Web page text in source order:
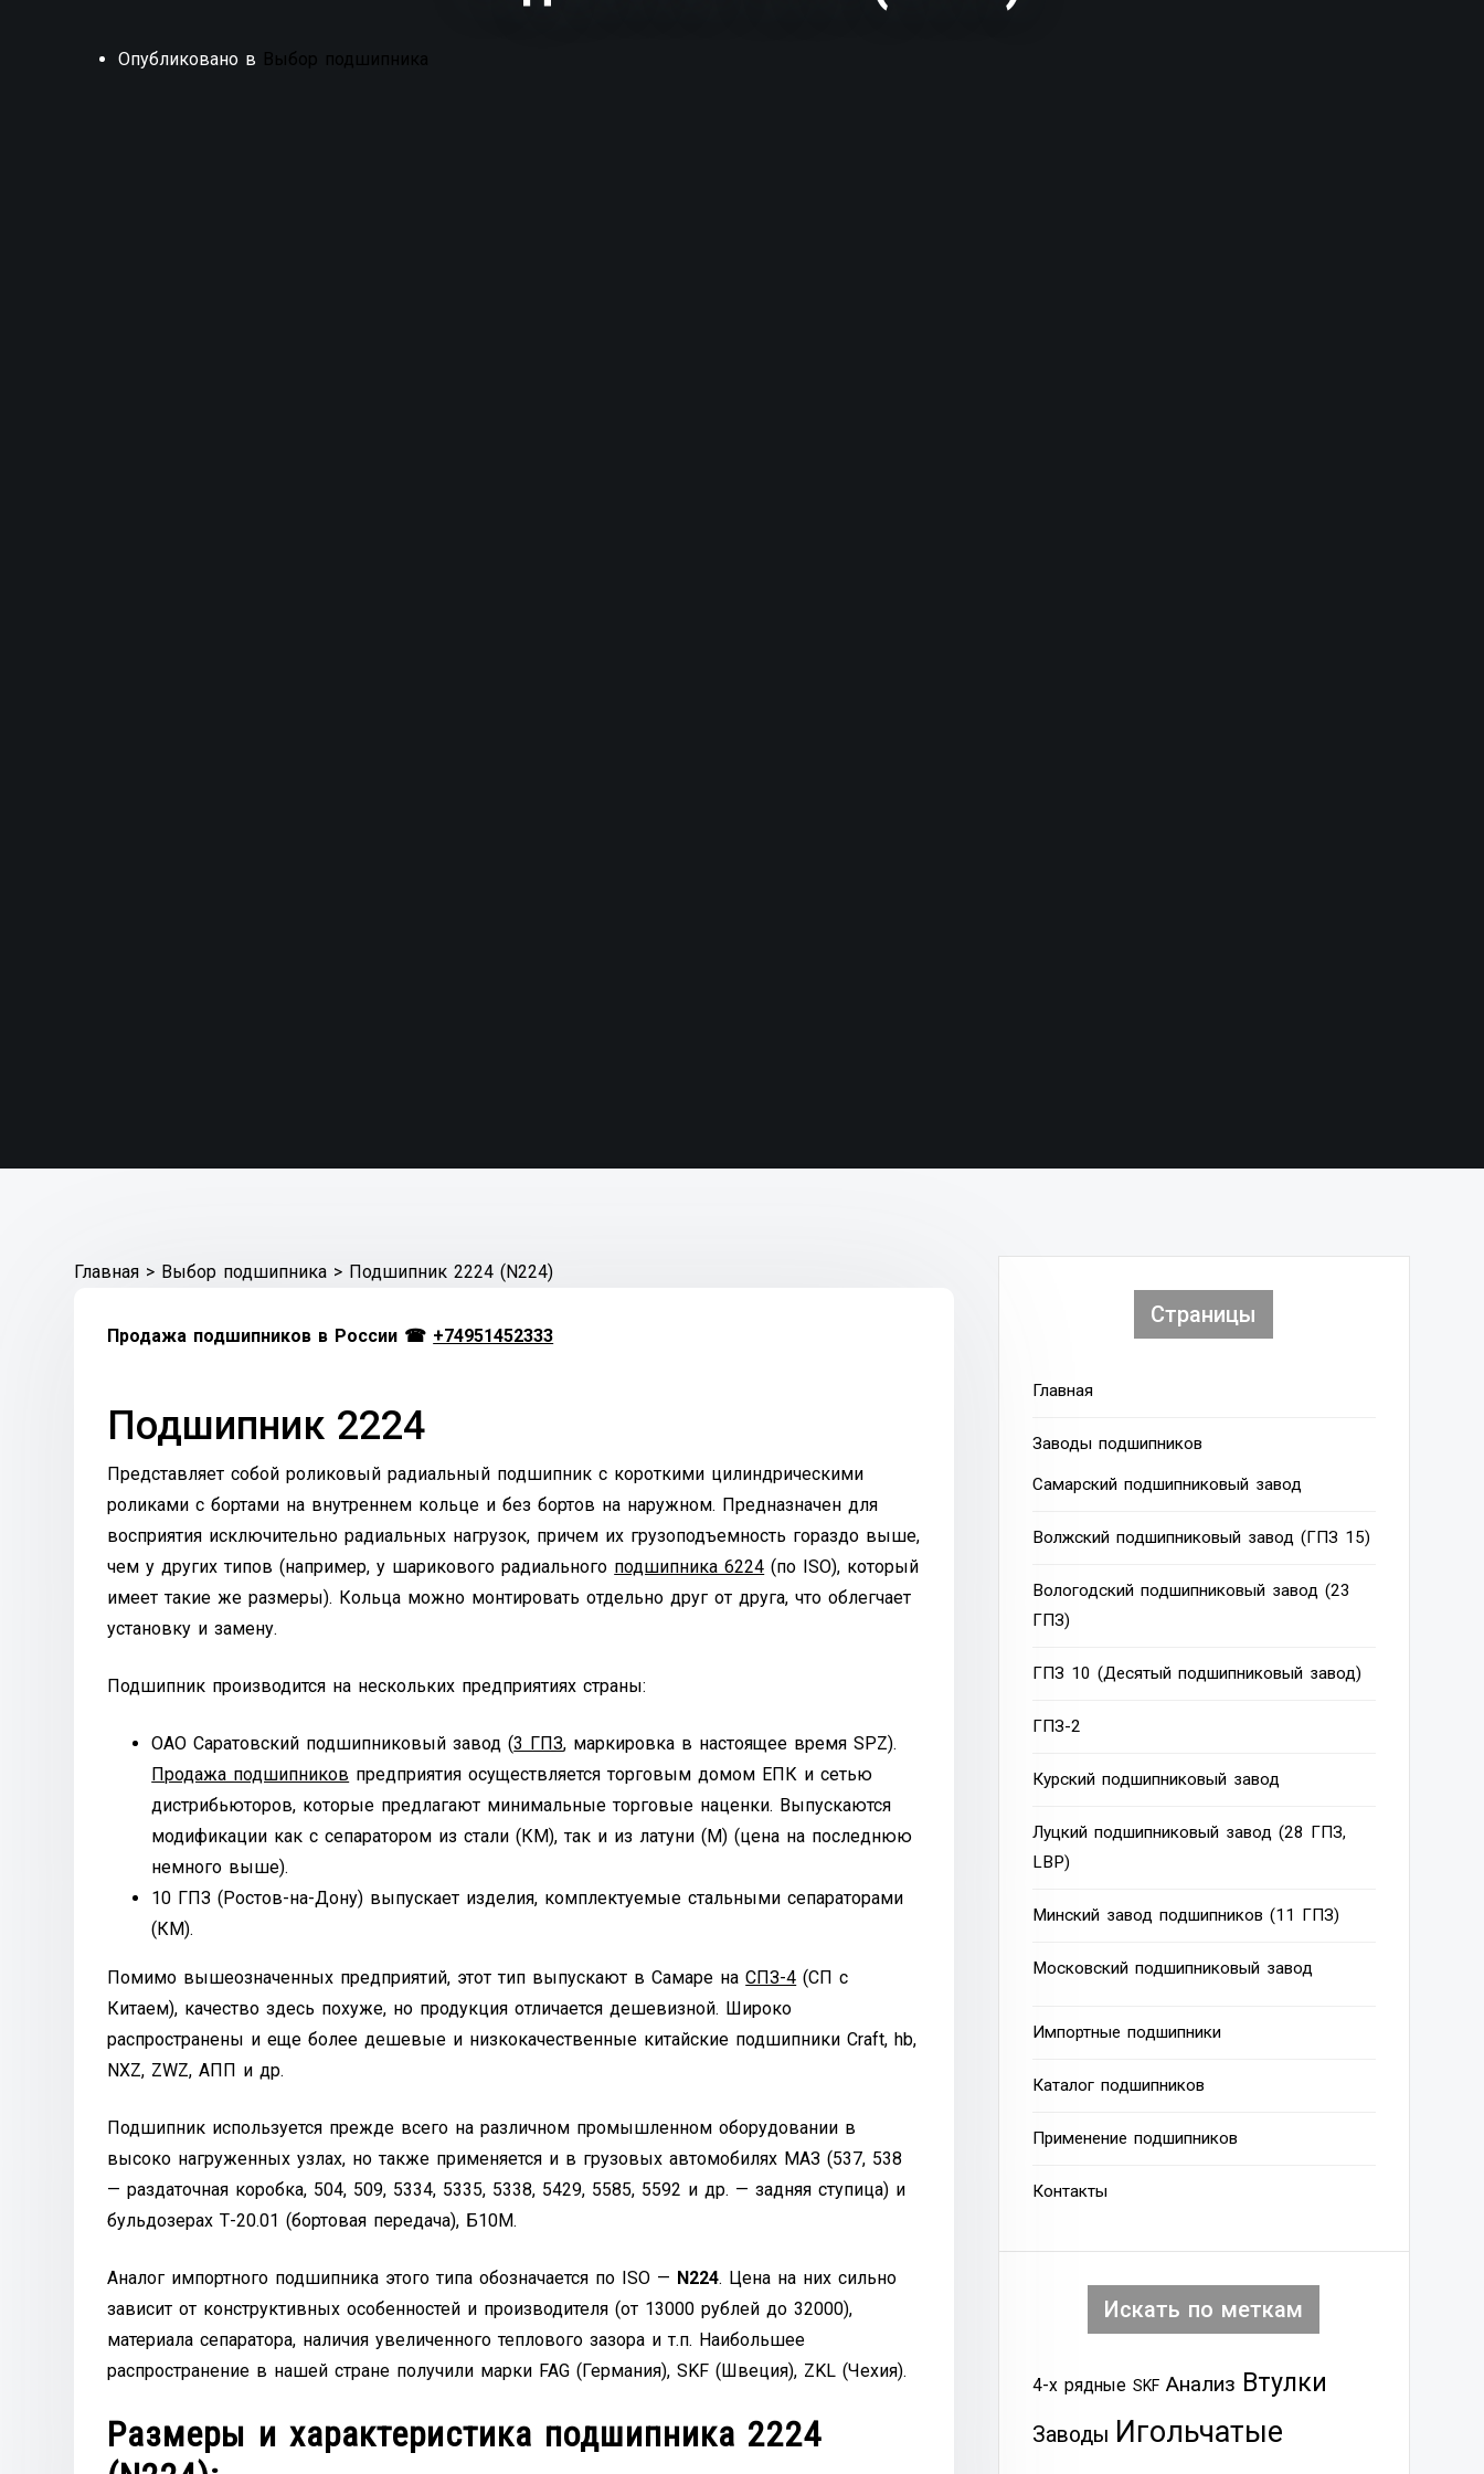
Опубликовано в Выбор подшипника
Главная > Выбор подшипника > Подшипник 2224 (N224)
Продажа подшипников в России ☎ +74951452333
Подшипник 2224
Представляет собой роликовый радиальный подшипник с короткими цилиндрическими
роликами с бортами на внутреннем кольце и без бортов на наружном. Предназначен для
восприятия исключительно радиальных нагрузок, причем их грузоподъемность гораздо выше,
чем у других типов (например, у шарикового радиального подшипника 6224 (по ISO), который
имеет такие же размеры). Кольца можно монтировать отдельно друг от друга, что облегчает
установку и замену.
Подшипник производится на нескольких предприятиях страны:
ОАО Саратовский подшипниковый завод (3 ГПЗ, маркировка в настоящее время SPZ).
Продажа подшипников предприятия осуществляется торговым домом ЕПК и сетью
дистрибьюторов, которые предлагают минимальные торговые наценки. Выпускаются
модификации как с сепаратором из стали (КМ), так и из латуни (М) (цена на последнюю
немного выше).
10 ГПЗ (Ростов-на-Дону) выпускает изделия, комплектуемые стальными сепараторами
(КМ).
Помимо вышеозначенных предприятий, этот тип выпускают в Самаре наСПЗ-4 (СП с
Китаем), качество здесь похуже, но продукция отличается дешевизной. Широко
распространены и еще более дешевые и низкокачественные китайские подшипники Craft, hb,
NXZ, ZWZ, АПП и др.
Подшипник используется прежде всего на различном промышленном оборудовании в
высоко нагруженных узлах, но также применяется и в грузовых автомобилях МАЗ (537, 538
— раздаточная коробка, 504, 509, 5334, 5335, 5338, 5429, 5585, 5592 и др. — задняя ступица) и
бульдозерах Т-20.01 (бортовая передача), Б10М.
Аналог импортного подшипника этого типа обозначается по ISO — N224. Цена на них сильно
зависит от конструктивных особенностей и производителя (от 13000 рублей до 32000),
материала сепаратора, наличия увеличенного теплового зазора и т.п. Наибольшее
распространение в нашей стране получили марки FAG (Германия), SKF (Швеция), ZKL (Чехия).
Размеры и характеристика подшипника 2224
Страницы
Главная
Заводы подшипников
Cамарский подшипниковый завод
Волжский подшипниковый завод (ГПЗ 15)
Вологодский подшипниковый завод (23
ГПЗ)
ГПЗ 10 (Десятый подшипниковый завод)
ГПЗ-2
Курский подшипниковый завод
Луцкий подшипниковый завод (28 ГПЗ,
LBP)
Минский завод подшипников (11 ГПЗ)
Московский подшипниковый завод
Импортные подшипники
Каталог подшипников
Применение подшипников
Контакты
Искать по меткам
4-х рядные SKF Анализ Втулки
Заводы Игольчатые